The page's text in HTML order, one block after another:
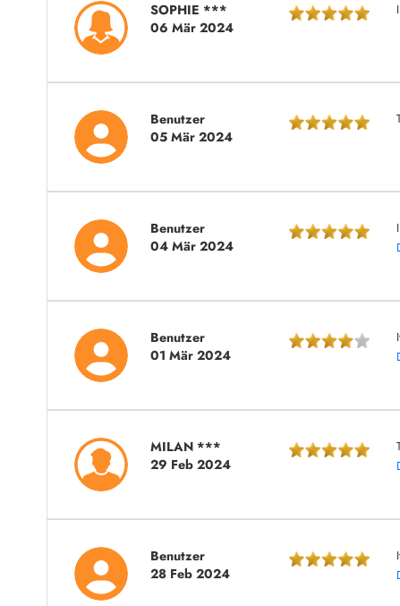
SOPHIE ***
06 Mär 2024
Benutzer
05 Mär 2024
Benutzer
04 Mär 2024
Benutzer
01 Mär 2024
MILAN ***
29 Feb 2024
Benutzer
28 Feb 2024